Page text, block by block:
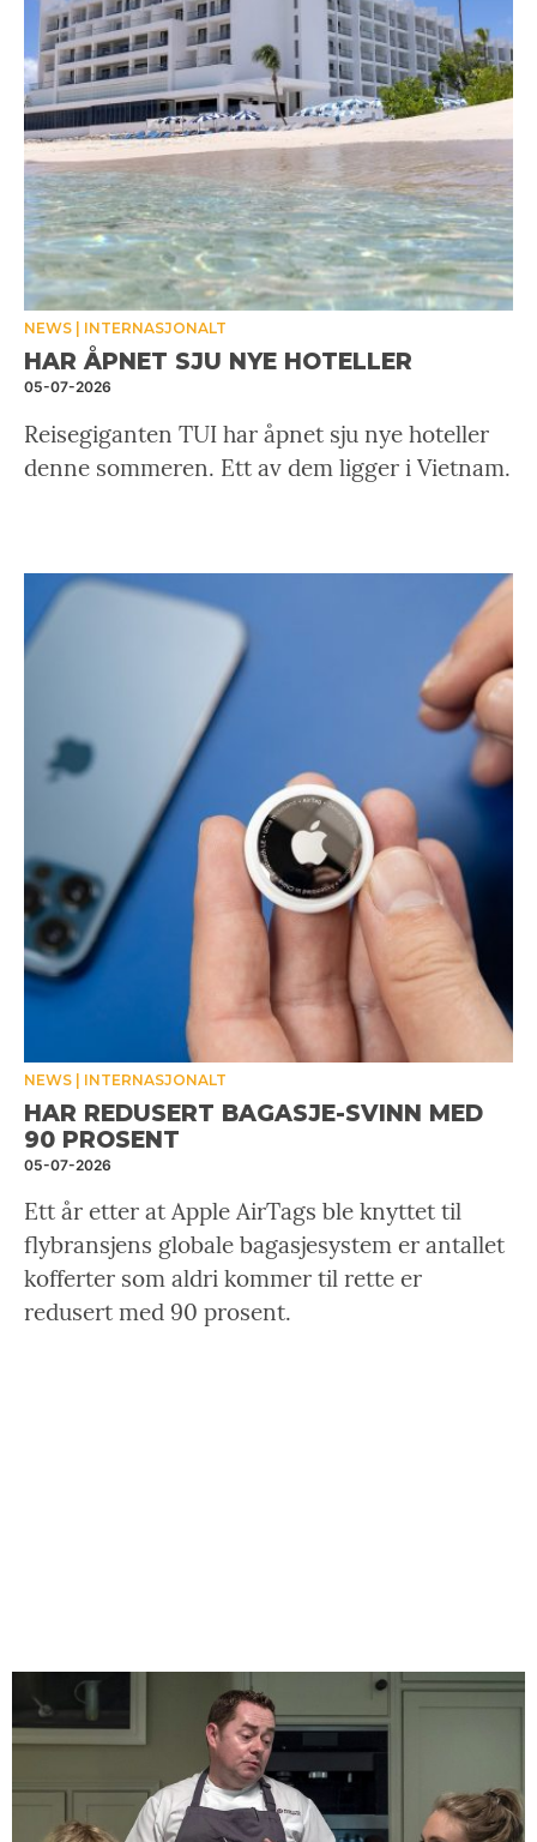
NEWS INTERNASJONALT
HAR ÅPNET SJU NYE HOTELLER
05-07-2026
Reisegiganten TUI har åpnet sju nye hoteller
denne sommeren. Ett av dem ligger i Vietnam.
NEWS INTERNASJONALT
HAR REDUSERT BAGASJE-SVINN MED
90 PROSENT
05-07-2026
Ett år etter at Apple AirTags ble knyttet til
flybransjens globale bagasjesystem er antallet
kofferter som aldri kommer til rette er
redusert med 90 prosent.